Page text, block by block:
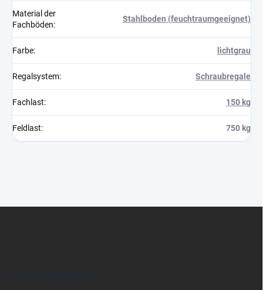
Material der
Fachböden:
Stahlboden (feuchtraumgeeignet)
Farbe: lichtgrau
Regalsystem: Schraubregale
Fachlast: 150 kg
Feldlast: 750 kg
ALLES ÜBER REGALE